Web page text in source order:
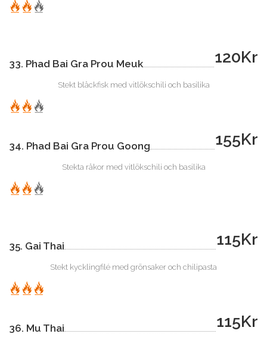
33. Phad Bai Gra Prou Meuk 120Kr
Stekt bläckfisk med vitlökschili och basilika
34. Phad Bai Gra Prou Goong 155Kr
Stekta räkor med vitlökschili och basilika
35. Gai Thai 115Kr
Stekt kycklingfilé med grönsaker och chilipasta
36. Mu Thai 115Kr